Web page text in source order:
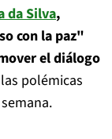
da Silva,
con la paz"
el diálogo
polémicas